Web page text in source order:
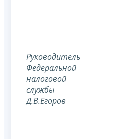
Руководитель
Федеральной
налоговой
службы
Д.В.Егоров